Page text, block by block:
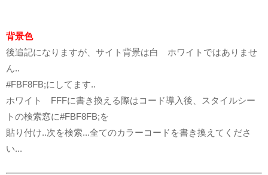
背景色
後追記になりますが、サイト背景は白 ホワイトではありませ
ん..
#FBF8FB;にしてます..
ホワイト FFFに書き換える際はコード導入後、スタイルシー
トの検索窓に#FBF8FB;を
貼り付け..次を検索...全てのカラーコードを書き換えてくださ
い...